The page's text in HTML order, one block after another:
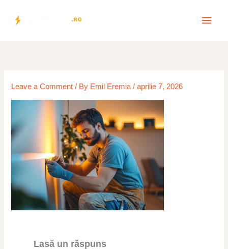
content
Leave a Comment / By Emil Eremia/aprilie 7, 2026
Lasă un răspuns